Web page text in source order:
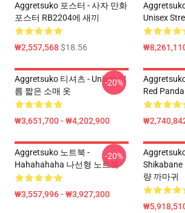
Aggretsuko 포스터 - 사자 만화
포스터 RB2204에 새끼
₩2,557,568$18.56
Unisex
Aggretsuko 티셔츠 - Unisex 여
름 짧은 소매 옷
₩3,651,700 - ₩4,202,900
-20%
Red
Aggretsuko 노트북 -
Hahahahaha 나선형 노트북
₩3,557,996 - ₩3,927,300
-20%
Shikabane
량 까마귀